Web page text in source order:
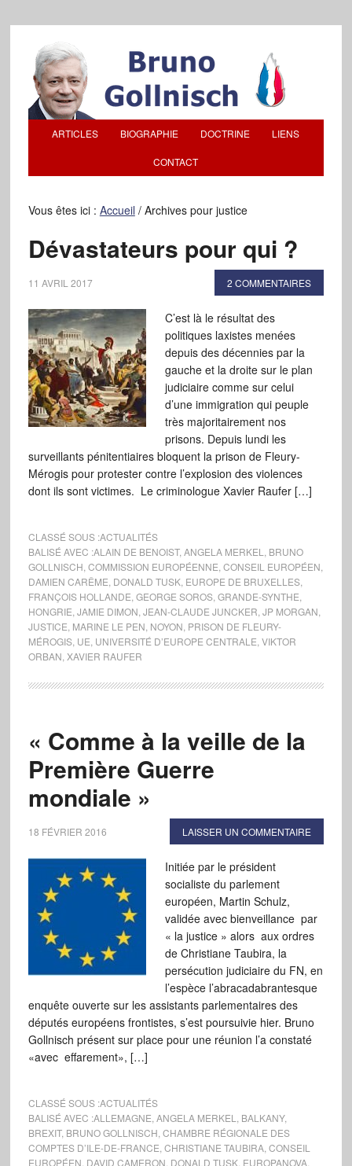
ARTICLES BIOGRAPHIE DOCTRINE LIENS
CONTACT
Vous êtes ici : Accueil /Archives pour justice
Dévastateurs pour qui ?
11 AVRIL 2017 2 COMMENTAIRES
C’est là le résultat des
politiques laxistes menées
depuis des décennies par la
gauche et la droite sur le plan
judiciaire comme sur celui
d’une immigration qui peuple
très majoritairement nos
prisons. Depuis lundi les
surveillants pénitentiaires bloquent la prison de Fleury-
Mérogis pour protester contre l’explosion des violences
dont ils sont victimes. Le criminologue Xavier Raufer […]
CLASSÉ SOUS :ACTUALITÉS
BALISÉ AVEC :ALAIN DE BENOIST, ANGELA MERKEL
BRUNO
GOLLNISCH COMMISSION EUROPÉENNE CONSEIL EUROPÉEN
DAMIEN CARÊME DONALD TUSK, EUROPE DE BRUXELLES,
FRANÇOIS HOLLANDE GEORGE SOROS, GRANDE-SYNTHE
HONGRIE JAMIE DIMON JEAN-CLAUDE JUNCKER JP MORGAN
JUSTICE MARINE LE PEN NOYON PRISON DE FLEURY-
MÉROGIS, UE UNIVERSITÉ D’EUROPE CENTRALE VIKTOR
ORBAN XAVIER RAUFER
« Comme à la veille de la
Première Guerre
mondiale »
18 FÉVRIER 2016 LAISSER UN COMMENTAIRE
Initiée par le président
socialiste du parlement
européen, Martin Schulz,
validée avec bienveillance par
« la justice » alors aux ordres
de Christiane Taubira, la
persécution judiciaire du FN, en
l’espèce l’abracadabrantesque
enquête ouverte sur les assistants parlementaires des
députés européens frontistes, s’est poursuivie hier. Bruno
Gollnisch présent sur place pour une réunion l’a constaté
«avec effarement», […]
CLASSÉ SOUS :ACTUALITÉS
BALISÉ AVEC :ALLEMAGNE ANGELA MERKEL BALKANY,
BREXIT, BRUNO GOLLNISCH CHAMBRE RÉGIONALE DES
COMPTES D’ILE-DE-FRANCE CHRISTIANE TAUBIRA, CONSEIL
EUROPÉEN DAVID CAMERON DONALD TUSK, EUROPANOVA,